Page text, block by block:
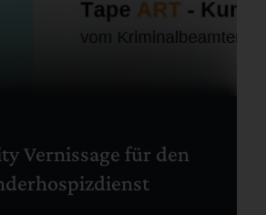
Vernissage für den